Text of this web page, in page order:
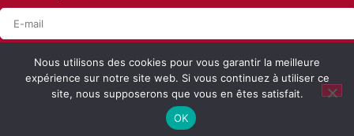
Ok
Mentions LégalesPolitique de confidentialité
Nous utilisons des cookies pour vous garantir la meilleure
expérience sur notre site web. Si vous continuez à utiliser ce
site, nous supposerons que vous en êtes satisfait.
OK